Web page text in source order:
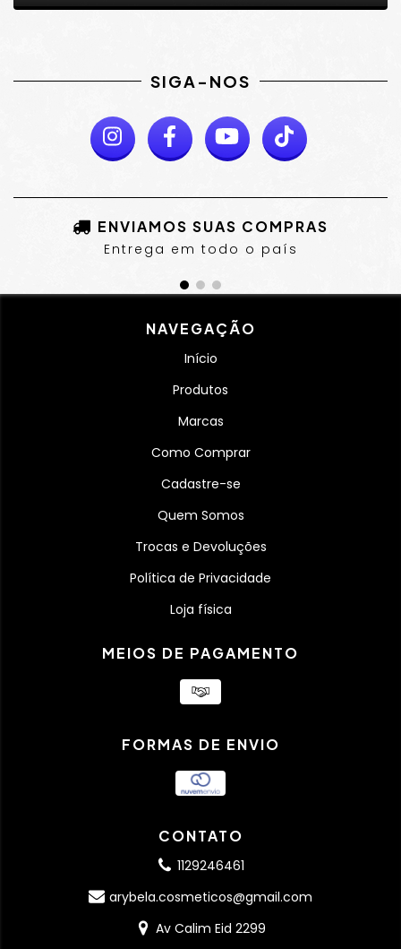
SIGA-NOS
ENVIAMOS SUAS COMPRAS
Entrega em todo o país
NAVEGAÇÃO
Início
Produtos
Marcas
Como Comprar
Cadastre-se
Quem Somos
Trocas e Devoluções
Política de Privacidade
Loja física
MEIOS DE PAGAMENTO
FORMAS DE ENVIO
CONTATO
1129246461
arybela.cosmeticos@gmail.com
Av Calim Eid 2299